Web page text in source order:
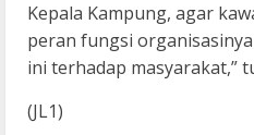
Kepala Kampung, agar
peran fungsi
ini terhadap masyarakat,”
(JL1)